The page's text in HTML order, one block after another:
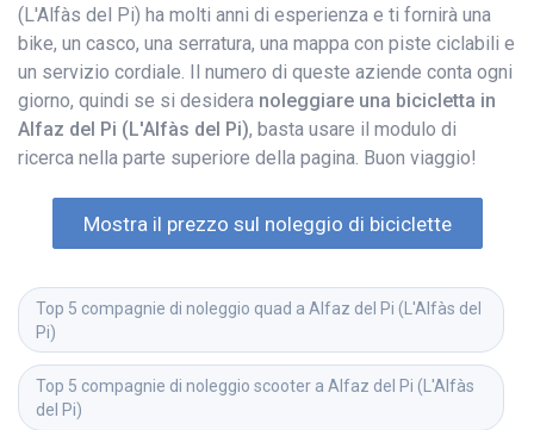
(L'Alfàs del Pi) ha molti anni di esperienza e ti fornirà una
bike, un casco, una serratura, una mappa con piste ciclabili e
un servizio cordiale. Il numero di queste aziende conta ogni
giorno, quindi se si desidera noleggiare una bicicletta in
Alfaz del Pi (L'Alfàs del Pi), basta usare il modulo di
ricerca nella parte superiore della pagina. Buon viaggio!
Mostra il prezzo sul noleggio di biciclette
Top 5 compagnie di noleggio quad a Alfaz del Pi (L'Alfàs del
Pi)
Top 5 compagnie di noleggio scooter a Alfaz del Pi (L'Alfàs
del Pi)